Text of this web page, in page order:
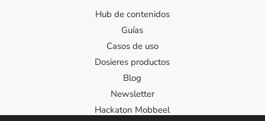
Hub de contenidos
Guías
Casos de uso
Dosieres productos
Blog
Newsletter
Hackaton Mobbeel